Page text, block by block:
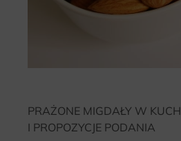
PRAŻONE MIGDAŁY W
I PROPOZYCJE PODANIA